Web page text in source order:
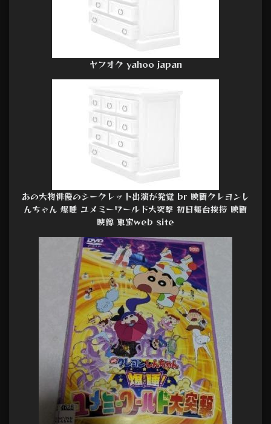
ヤフオク yahoo japan
あの大物俳優のシークレット出演が発覚 br 映画クレヨンし
んちゃん 爆睡 ユメミーワールド大突撃 初日舞台挨拶 映画
映像 東宝web site